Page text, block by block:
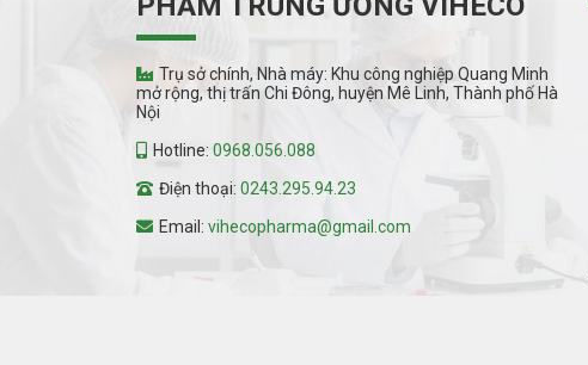
Trụ sở chính, Nhà máy: Khu công nghiệp Quang Minh
mở rộng, thị trấn Chi Đông, huyện Mê Linh, Thành phố Hà
Nội
Hotline: 0968.056.088
Điện thoại: 0243.295.94.23
Email: vihecopharma@gmail.com